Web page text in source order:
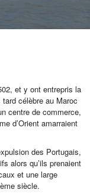
et y ont entrepris la
célèbre au Maroc
centre de commerce,
d’Orient amarraient
des Portugais,
alors qu’ils prenaient
et une large
ème siècle.